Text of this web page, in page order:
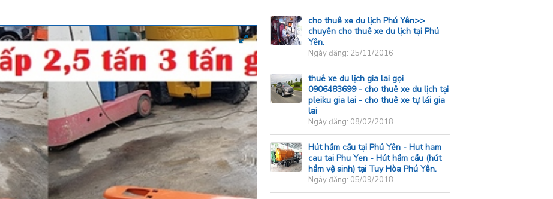
cho thuê xe du lịch Phú Yên>>
chuyên cho thuê xe du lịch tại Phú
Yên.
Ngày đăng: 25/11/2016
thuê xe du lịch gia lai gọi
0906483699 - cho thuê xe du lịch tại
pleiku gia lai - cho thuê xe tự lái gia
lai
Ngày đăng: 08/02/2018
Hút hầm cầu tại Phú Yên - Hut ham
cau tai Phu Yen - Hút hầm cầu (hút
hầm vệ sinh) tại Tuy Hòa Phú Yên.
Ngày đăng: 05/09/2018